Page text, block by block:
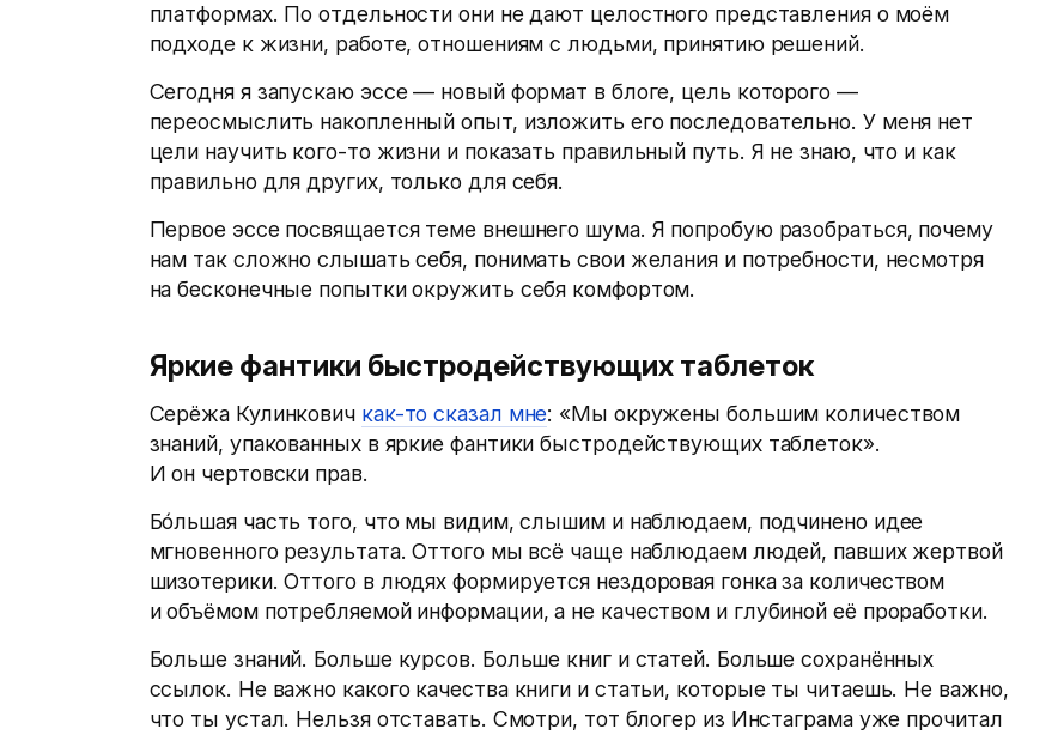
платформах. По отдельности они не дают целостного представления о моём
подходе к жизни, работе, отношениям с людьми, принятию решений.
Сегодня я запускаю эссе — новый формат в блоге, цель которого —
переосмыслить накопленный опыт, изложить его последовательно. У меня нет
цели научить кого-то жизни и показать правильный путь. Я не знаю, что и как
правильно для других, только для себя.
Первое эссе посвящается теме внешнего шума. Я попробую разобраться, почему
нам так сложно слышать себя, понимать свои желания и потребности, несмотря
на бесконечные попытки окружить себя комфортом.
Яркие фантики быстродействующих таблеток
Серёжа Кулинкович как-то сказал мне: «Мы окружены большим количеством
знаний, упакованных в яркие фантики быстродействующих таблеток».
И он чертовски прав.
Бо́льшая часть того, что мы видим, слышим и наблюдаем, подчинено идее
мгновенного результата. Оттого мы всё чаще наблюдаем людей, павших жертвой
шизотерики. Оттого в людях формируется нездоровая гонка за количеством
и объёмом потребляемой информации, а не качеством и глубиной её проработки.
Больше знаний. Больше курсов. Больше книг и статей. Больше сохранённых
ссылок. Не важно какого качества книги и статьи, которые ты читаешь. Не важно,
что ты устал. Нельзя отставать. Смотри, тот блогер из Инстаграма уже прочитал